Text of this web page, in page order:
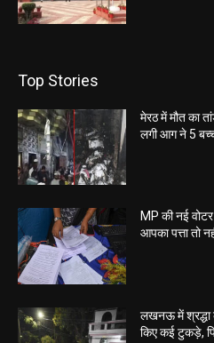
Top Stories
मेरठ में मौत का
लगी आग ने 5
MP की नई
आपका पत्ता तो
लखनऊ में श्रद्धा
किए कई टुकड़े,